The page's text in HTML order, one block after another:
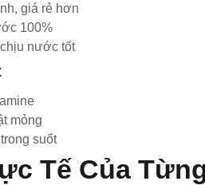
giá rẻ hơn
100%
nước tốt
mỏng
suốt
Tế Của